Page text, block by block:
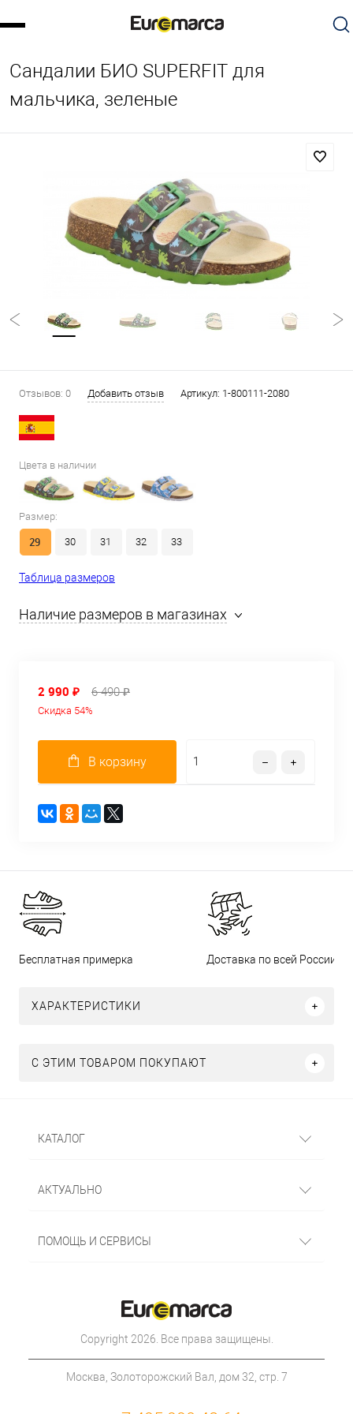
Сандалии БИО SUPERFIT для
мальчика, зеленые
Отзывов: 0 Добавить отзыв Артикул: 1-800111-2080
Цвета в наличии
Размер:
29 30 31 32 33
Таблица размеров
Наличие размеров в магазинах
2 990 ₽ 6 490 ₽
Скидка 54%
В корзину
Бесплатная примерка Доставка по всей России
ХАРАКТЕРИСТИКИ
С ЭТИМ ТОВАРОМ ПОКУПАЮТ
КАТАЛОГ
АКТУАЛЬНО
ПОМОЩЬ И СЕРВИСЫ
Copyright 2026. Все права защищены.
Москва, Золоторожский Вал, дом 32, стр. 7